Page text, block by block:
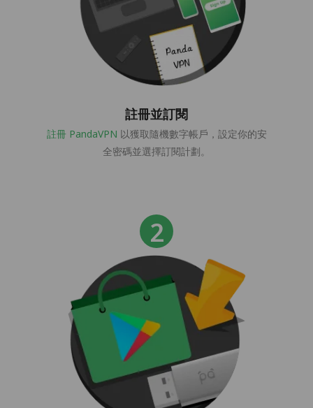
註冊並訂閱
註冊 PandaVPN 以獲取隨機數字帳戶，設定你的安
全密碼並選擇訂閱計劃。